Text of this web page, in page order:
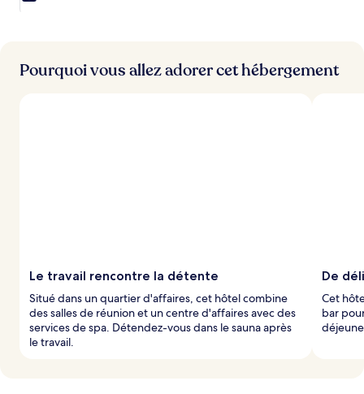
Pourquoi vous allez adorer cet hébergement
Le travail rencontre la détente
Situé dans un quartier d'affaires, cet hôtel combine
des salles de réunion et un centre d'affaires avec des
services de spa. Détendez-vous dans le sauna après
le travail.
De
Cet
bar